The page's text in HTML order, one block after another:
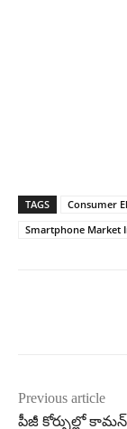
TAGS Consumer
Smartphone Market
Previous article
పీజీ కోర్సుల్లో కామన్‌